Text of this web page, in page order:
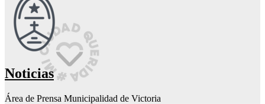
Noticias
Área de Prensa Municipalidad de Victoria